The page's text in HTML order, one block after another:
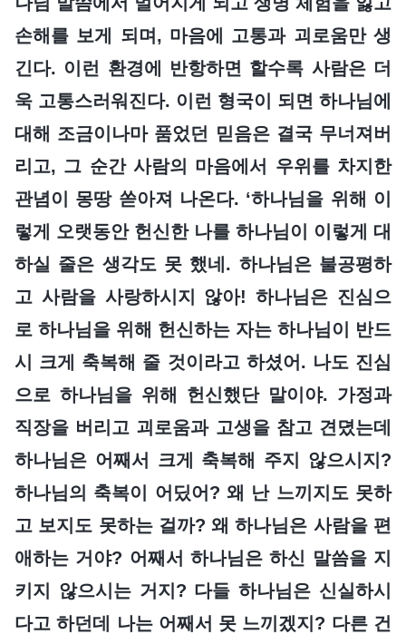
손해를 보게 되며, 마음에 고통과 괴로움만 생
긴다. 이런 환경에 반항하면 할수록 사람은 더
욱 고통스러워진다. 이런 형국이 되면 하나님에
대해 조금이나마 품었던 믿음은 결국 무너져버
리고, 그 순간 사람의 마음에서 우위를 차지한
관념이 몽땅 쏟아져 나온다. ‘하나님을 위해 이
렇게 오랫동안 헌신한 나를 하나님이 이렇게 대
하실 줄은 생각도 못 했네. 하나님은 불공평하
고 사람을 사랑하시지 않아! 하나님은 진심으
로 하나님을 위해 헌신하는 자는 하나님이 반드
시 크게 축복해 줄 것이라고 하셨어. 나도 진심
으로 하나님을 위해 헌신했단 말이야. 가정과
직장을 버리고 괴로움과 고생을 참고 견뎠는데
하나님은 어째서 크게 축복해 주지 않으시지?
하나님의 축복이 어딨어? 왜 난 느끼지도 못하
고 보지도 못하는 걸까? 왜 하나님은 사람을 편
애하는 거야? 어째서 하나님은 하신 말씀을 지
키지 않으시는 거지? 다들 하나님은 신실하시
다고 하던데 나는 어째서 못 느끼겠지? 다른 건